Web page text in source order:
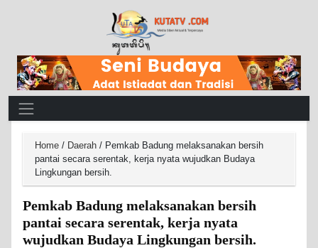
Main Navigation
Home / Daerah / Pemkab Badung melaksanakan bersih
pantai secara serentak, kerja nyata wujudkan Budaya
Lingkungan bersih.
Pemkab Badung melaksanakan bersih
pantai secara serentak, kerja nyata
wujudkan Budaya Lingkungan bersih.